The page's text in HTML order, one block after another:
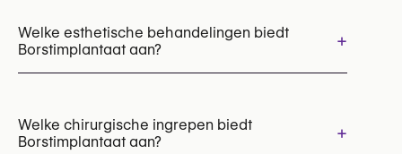
Welke esthetische behandelingen biedt
Borstimplantaat aan?
+
Welke chirurgische ingrepen biedt
Borstimplantaat aan?
+